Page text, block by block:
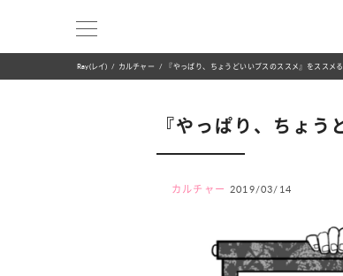
Ray(レイ) カルチャー 『やっぱり、ちょうどいいブスのススメ』をススメ
『やっぱり、ちょ
カルチャー 2019/03/14